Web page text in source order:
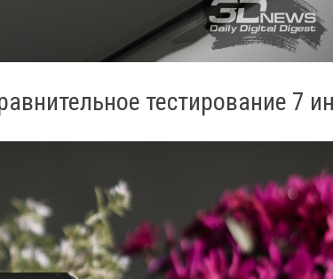
тестирование 7